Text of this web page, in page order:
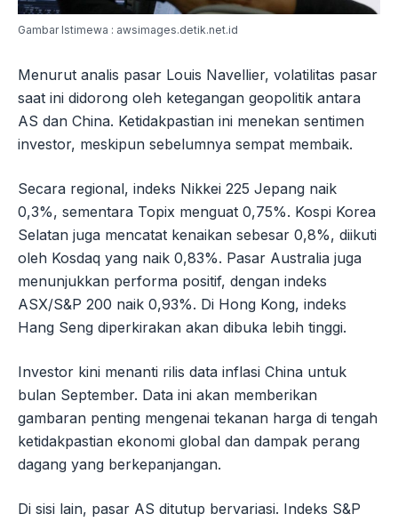
Gambar Istimewa : awsimages.detik.net.id
Menurut analis pasar Louis Navellier, volatilitas pasar
saat ini didorong oleh ketegangan geopolitik antara
AS dan China. Ketidakpastian ini menekan sentimen
investor, meskipun sebelumnya sempat membaik.
Secara regional, indeks Nikkei 225 Jepang naik
0,3%, sementara Topix menguat 0,75%. Kospi Korea
Selatan juga mencatat kenaikan sebesar 0,8%, diikuti
oleh Kosdaq yang naik 0,83%. Pasar Australia juga
menunjukkan performa positif, dengan indeks
ASX/S&P 200 naik 0,93%. Di Hong Kong, indeks
Hang Seng diperkirakan akan dibuka lebih tinggi.
Investor kini menanti rilis data inflasi China untuk
bulan September. Data ini akan memberikan
gambaran penting mengenai tekanan harga di tengah
ketidakpastian ekonomi global dan dampak perang
dagang yang berkepanjangan.
Di sisi lain, pasar AS ditutup bervariasi. Indeks S&P